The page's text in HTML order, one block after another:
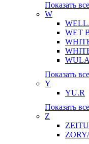
Показать все
W
WET
Показать все
Y
YU.R
Показать все
Z